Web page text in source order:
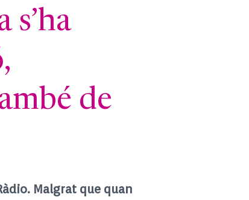
s’ha
de
Malgrat que quan